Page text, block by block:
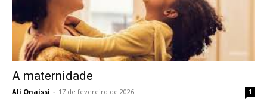
A maternidade
Ali Onaissi - 17 de fevereiro de 2026 1